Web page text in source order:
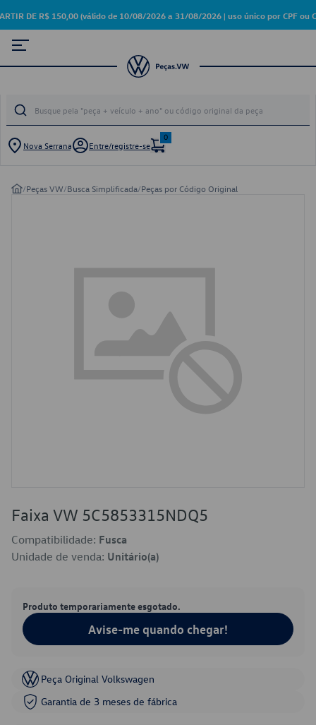
DE R$ 150,00 (válido de 10/08/2026 a 31/08/2026 | uso único por CPF ou
Nova Serrana Entre/registre-se
0
/Peças VW/Busca Simplificada/Peças por Código Original
Faixa VW 5C5853315NDQ5
Compatibilidade: Fusca
Unidade de venda: Unitário(a)
Produto temporariamente esgotado.
Avise-me quando chegar!
Peça Original Volkswagen
Garantia de 3 meses de fábrica